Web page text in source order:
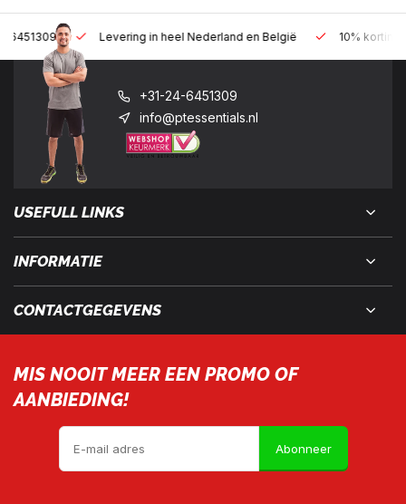
Levering in heel Nederland en België 10% korting met een
+31-24-6451309
info@ptessentials.nl
USEFULL LINKS
INFORMATIE
CONTACTGEGEVENS
MIS NOOIT MEER EEN PROMO OF
AANBIEDING!
Abonneer